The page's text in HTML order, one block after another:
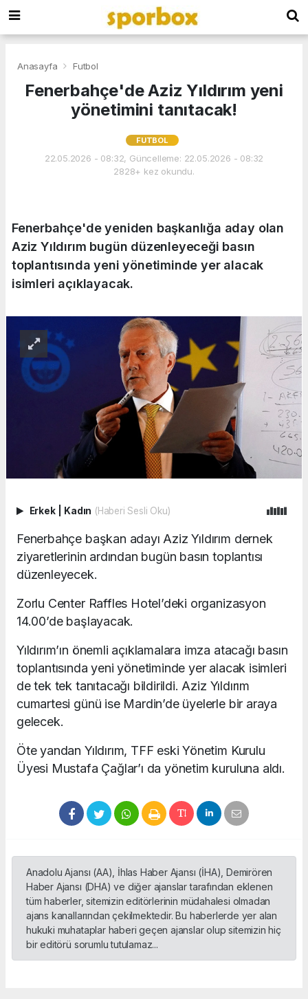
Anasayfa Futbol
Fenerbahçe'de Aziz Yıldırım yeni
yönetimini tanıtacak!
FUTBOL
22.05.2026 - 08:32, Güncelleme: 22.05.2026 - 08:32
2828+ kez okundu.
Fenerbahçe'de yeniden başkanlığa aday olan
Aziz Yıldırım bugün düzenleyeceği basın
toplantısında yeni yönetiminde yer alacak
isimleri açıklayacak.
Erkek Kadın (Haberi Sesli Oku)
Fenerbahçe başkan adayı Aziz Yıldırım dernek
ziyaretlerinin ardından bugün basın toplantısı
düzenleyecek.
Zorlu Center Raffles Hotel’deki organizasyon
14.00’de başlayacak.
Yıldırım’ın önemli açıklamalara imza atacağı basın
toplantısında yeni yönetiminde yer alacak isimleri
de tek tek tanıtacağı bildirildi. Aziz Yıldırım
cumartesi günü ise Mardin’de üyelerle bir araya
gelecek.
Öte yandan Yıldırım, TFF eski Yönetim Kurulu
Üyesi Mustafa Çağlar’ı da yönetim kuruluna aldı.
Anadolu Ajansı (AA), İhlas Haber Ajansı (İHA), Demirören
Haber Ajansı (DHA) ve diğer ajanslar tarafından eklenen
tüm haberler, sitemizin editörlerinin müdahalesi olmadan
ajans kanallarından çekilmektedir. Bu haberlerde yer alan
hukuki muhataplar haberi geçen ajanslar olup sitemizin hiç
bir editörü sorumlu tutulamaz...